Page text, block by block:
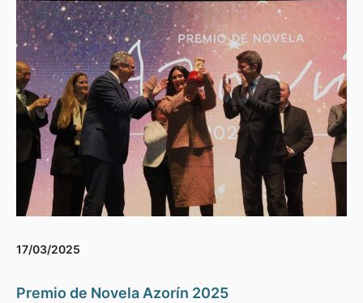
17/03/2025
Premio de Novela Azorín 2025